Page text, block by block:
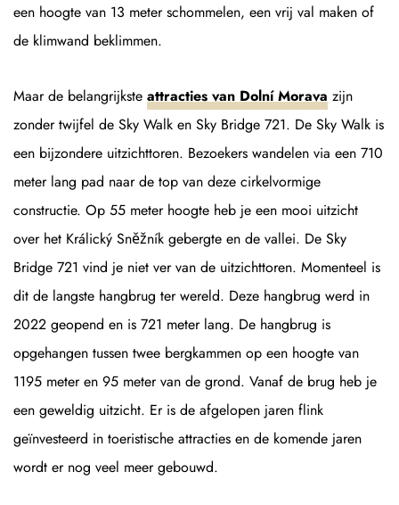
een hoogte van 13 meter schommelen, een vrij val maken of
de klimwand beklimmen.
Maar de belangrijkste attracties van Dolní Morava zijn
zonder twijfel de Sky Walk en Sky Bridge 721. De Sky Walk is
een bijzondere uitzichttoren. Bezoekers wandelen via een 710
meter lang pad naar de top van deze cirkelvormige
constructie. Op 55 meter hoogte heb je een mooi uitzicht
over het Králický Sněžník gebergte en de vallei. De Sky
Bridge 721 vind je niet ver van de uitzichttoren. Momenteel is
dit de langste hangbrug ter wereld. Deze hangbrug werd in
2022 geopend en is 721 meter lang. De hangbrug is
opgehangen tussen twee bergkammen op een hoogte van
1195 meter en 95 meter van de grond. Vanaf de brug heb je
een geweldig uitzicht. Er is de afgelopen jaren flink
geïnvesteerd in toeristische attracties en de komende jaren
wordt er nog veel meer gebouwd.